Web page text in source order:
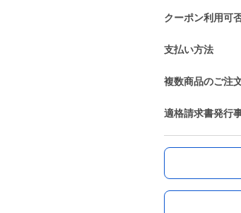
クーポン利用可
支払い方法
複数商品のご注
適格請求書発行